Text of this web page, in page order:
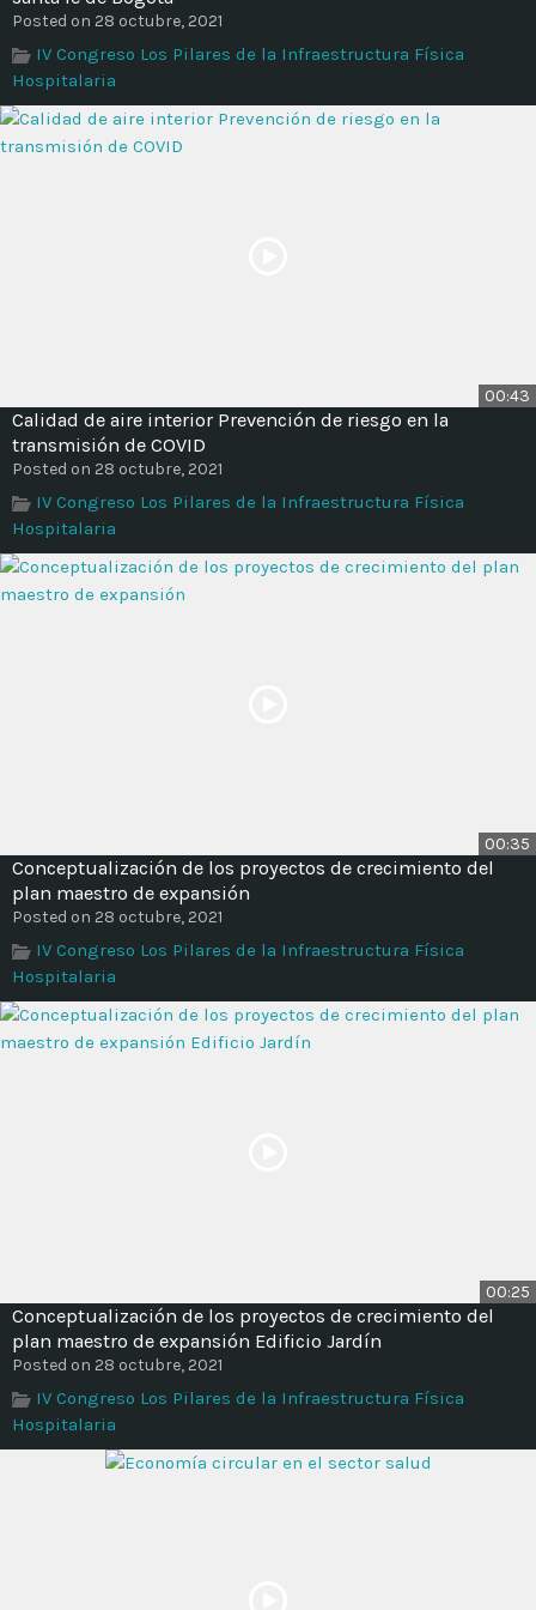
Time
Posted on 28 octubre, 2021
IV Congreso Los Pilares de la Infraestructura Física
Hospitalaria
00:43
Calidad de aire interior Prevención de riesgo en la
transmisión de COVID
Posted on 28 octubre, 2021
IV Congreso Los Pilares de la Infraestructura Física
Hospitalaria
00:35
Conceptualización de los proyectos de crecimiento del
plan maestro de expansión
Posted on 28 octubre, 2021
IV Congreso Los Pilares de la Infraestructura Física
Hospitalaria
00:25
Conceptualización de los proyectos de crecimiento del
plan maestro de expansión Edificio Jardín
Posted on 28 octubre, 2021
IV Congreso Los Pilares de la Infraestructura Física
Hospitalaria